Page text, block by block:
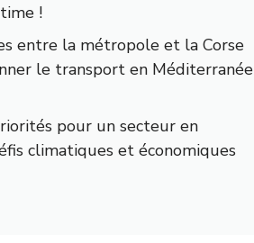
!
entre la métropole et la Corse
le transport en Méditerranée
pour un secteur en
climatiques et économiques